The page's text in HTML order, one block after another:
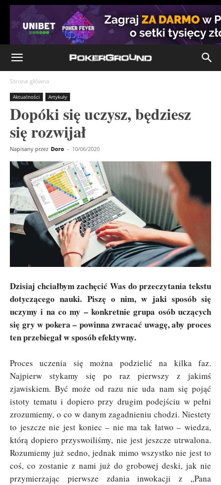
Strona główna
Aktualności Artykuły
Dopóki się uczysz, będziesz
się rozwijał
Napisany przez Doro - 10/06/2020
Dzisiaj chciałbym zachęcić Was do przeczytania tekstu
dotyczącego nauki. Piszę o nim, w jaki sposób się
uczymy i na co my – konkretnie grupa osób uczących
się gry w pokera – powinna zwracać uwagę, aby proces
ten przebiegał w sposób efektywny.
Proces uczenia się można podzielić na kilka faz.
Najpierw stykamy się po raz pierwszy z jakimś
zjawiskiem. Być może od razu nie uda nam się pojąć
istoty tematu i dopiero przy drugim podejściu w pełni
zrozumiemy, o co w danym zagadnieniu chodzi. Niestety
to jeszcze nie jest koniec – nie ma tak łatwo – wiedza,
którą dopiero przyswoiliśmy, nie jest jeszcze utrwalona.
Rozumiemy już sedno, jednak mimo wszystko nie jest to
coś, co zostanie z nami już do grobowej deski, jak nie
przymierzając pierwsze zdania inwokacji z „Pana